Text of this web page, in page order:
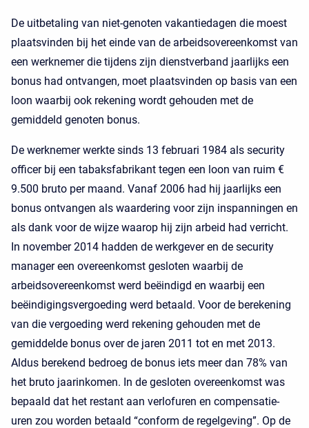
De uitbetaling van niet-genoten vakantiedagen die moest
plaatsvinden bij het einde van de arbeidsovereenkomst van
een werknemer die tijdens zijn dienstverband jaarlijks een
bonus had ontvangen, moet plaatsvinden op basis van een
loon waarbij ook rekening wordt gehouden met de
gemiddeld genoten bonus.
De werknemer werkte sinds 13 februari 1984 als security
officer bij een tabaksfabrikant tegen een loon van ruim €
9.500 bruto per maand. Vanaf 2006 had hij jaarlijks een
bonus ontvangen als waardering voor zijn inspanningen en
als dank voor de wijze waarop hij zijn arbeid had verricht.
In november 2014 hadden de werkgever en de security
manager een overeenkomst gesloten waarbij de
arbeidsovereenkomst werd beëindigd en waarbij een
beëindigingsvergoeding werd betaald. Voor de berekening
van die vergoeding werd rekening gehouden met de
gemiddelde bonus over de jaren 2011 tot en met 2013.
Aldus berekend bedroeg de bonus iets meer dan 78% van
het bruto jaarinkomen. In de gesloten overeenkomst was
bepaald dat het restant aan verlofuren en compensatie-
uren zou worden betaald “conform de regelgeving”. Op de